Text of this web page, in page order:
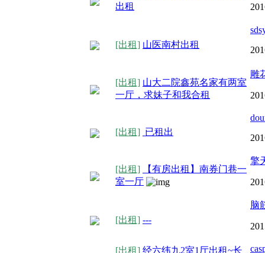
出租
[出租] 山医南村出租
[出租] 山大二院鑫苑名家有两室
一厅，求妹子和我合租
雕
[出租] 已租出
[出租]
【有房出租】南券门巷一
室一厅
擎
[出租] ---
脑
[出租] 经六纬九2室1厅出租~长